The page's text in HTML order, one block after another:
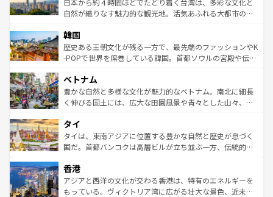
ク、伝統的なフラダンスなど、すべてがハワイの魅力を彩
ワイを、存分に味わってほしい。 なお、新着のハワイ情報
はコンテンツ一覧を参照してほしい。
ど、見どころがたくさん。また、カフェやワイン、オージ
いる。アクティビティも充実しており、サーフィンやダイ
ビング、ハイキングなど、アウトドア好きにはたまらな
い。オーストラリアの多彩な魅力を存分に味わいつくそ
参照してほしい。
日本から約４時間ほどでたどり着く台湾は、多彩な文化と
自然が織りなす魅力的な観光地。活気あふれる大都市の台
ン）、静ひつな山岳地帯である台湾東部など、都市の喧騒
と山間の静けさが共存しており、訪れる人に新しい発見と
驚きをもたらしてくれる。また、奥深い台湾の食文化も魅
容にもいいと評判のスイーツなど、バラエティ豊かな料理
が味わえる。 なお、新着の台湾情報は コンテンツ一覧を参
照してほしい。
韓国
歴史ある王朝文化が残る一方で、最先端のファッションやK
-POPで世界を席巻している韓国。首都ソウルの宮殿や伝統
き、地方に足を延ばせば四季折々の自然美を楽しむことが
できる。そして、キムチや焼肉、絶品のストリートフード
まで、さまざまな韓国料理が待っている。夜には、韓国な
リティに包まれながら、韓国の多彩な魅力を心ゆくまで味
わってみてほしい。 なお、新着の韓国情報はコンテンツ一
覧を参照してほしい。
ベトナム
豊かな自然と多様な文化が魅力的なベトナム。南北に細長
く伸びる国土には、広大な田園風景や青々とした山々、世
急速な発展と共に伝統が息づく。ハノイの古い町並みやホ
ーチミン市のフランス統治時代の建物も、独特の雰囲気を
醸し出している。また、バラエティの豊かさとおいしさで
とつ。フォーやバインミー、ベトナムコーヒーなどは、ぜ
ひ現地で味わいたい。どの地域を訪れてもあたたかい人々
が旅行者を迎えてくれるので、きっと忘れられない旅にな
タイ
タイは、東南アジアに位置する豊かな自然と歴史が息づく
国だ。首都バンコクは高層ビルが立ち並ぶ一方、伝統的な
の活気が交差している。北部ではチェンマイなどの山岳地
帯で自然と触れ合い、南部ではプーケットやクラビの美し
いビーチでリゾート気分を楽しむことができる。タイ料理
香港
アジアと西洋の文化が交わる香港は、特有のエネルギーを
もっている。ヴィクトリア湾に広がる壮大な景色、近未来